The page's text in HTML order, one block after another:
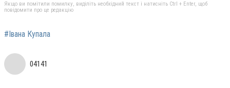
Якщо ви помітили помилку, виділіть необхідний текст і натисніть Ctrl + Enter, щоб
повідомити про це редакцію
#Івана Купала
04141